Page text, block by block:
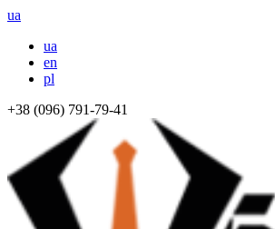
ua
ua
en
pl
+38 (096) 791-79-41